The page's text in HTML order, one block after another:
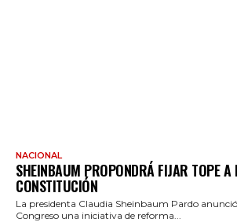
NACIONAL
SHEINBAUM PROPONDRÁ FIJAR TOPE A
CONSTITUCIÓN
La presidenta Claudia Sheinbaum Pardo
Congreso una iniciativa de reforma...